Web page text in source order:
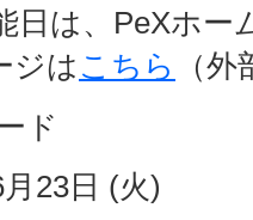
は、PeXホー
ジは こちら
（
ド
23日 (火)